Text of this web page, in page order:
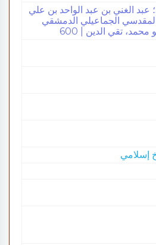
عبد الغني بن عبد الواحد بن علي
الجماعيلي الدمشقي
محمد، تقي الدين | 600